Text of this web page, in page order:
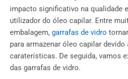
impacto significativo na qualidade
utilizador do óleo capilar. Entre
embalagem, garrafas de vidro
para armazenar óleo capilar
caraterísticas. De seguida, vamos
das garrafas de vidro.